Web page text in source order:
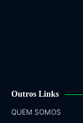
Outros Links
QUEM SOMOS